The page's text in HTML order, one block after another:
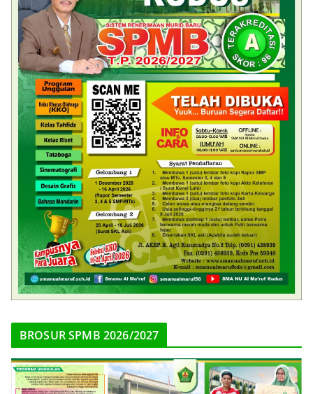
BROSUR SPMB 2026/2027